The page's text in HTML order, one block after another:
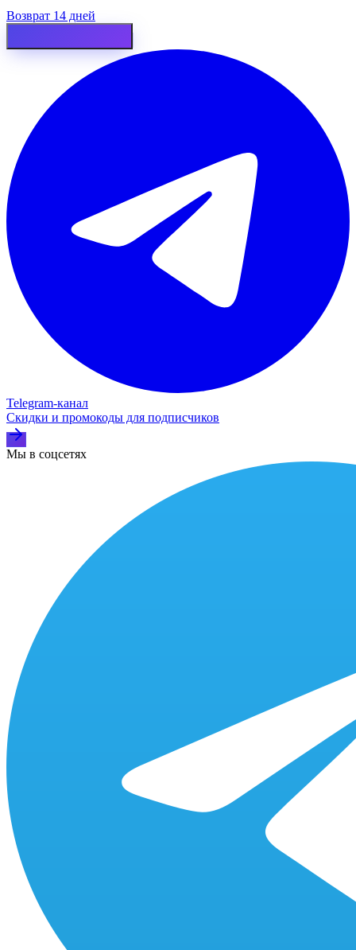
Возврат 14 дней
Telegram‑канал
Скидки и промокоды для подписчиков
Мы в соцсетях